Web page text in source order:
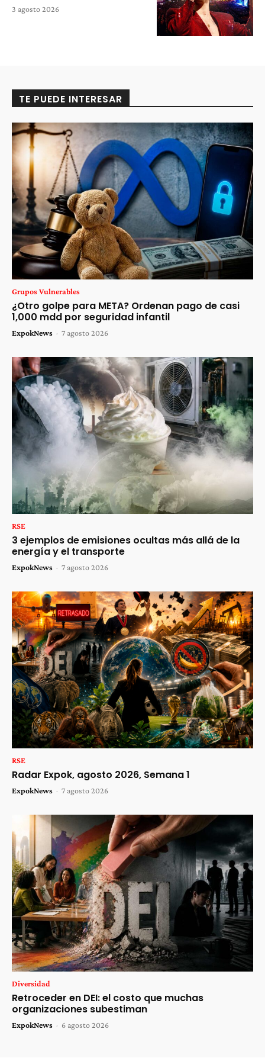
3 agosto 2026
TE PUEDE INTERESAR
Grupos Vulnerables
¿Otro golpe para META? Ordenan pago de casi
1,000 mdd por seguridad infantil
ExpokNews - 7 agosto 2026
RSE
3 ejemplos de emisiones ocultas más allá de la
energía y el transporte
ExpokNews - 7 agosto 2026
RSE
Radar Expok, agosto 2026, Semana 1
ExpokNews - 7 agosto 2026
Diversidad
Retroceder en DEI: el costo que muchas
organizaciones subestiman
ExpokNews - 6 agosto 2026